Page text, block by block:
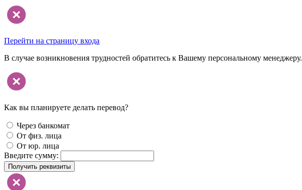
Перейти на страницу входа
В случае возникновения трудностей обратитесь к Вашему персональному менеджеру.
Как вы планируете делать перевод?
Через банкомат
От физ. лица
От юр. лица
Введите сумму:
Получить реквизиты